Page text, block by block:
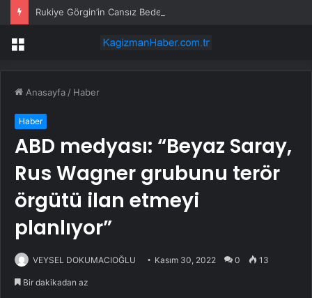
Rukiye Görgin’in Cansız Bedeni Göl Çevresinde Bulundu
Menü
Anasayfa / Haber
Haber
ABD medyası: “Beyaz Saray,
Rus Wagner grubunu terör
örgütü ilan etmeyi
planlıyor”
VEYSEL DOKUMACIOĞLU Kasım 30, 2022 0 13
Bir dakikadan az